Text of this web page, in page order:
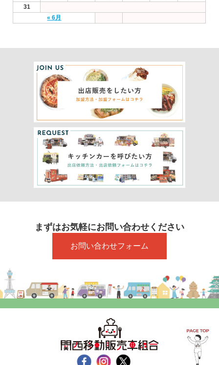
« 6月
31
まずはお気軽にお問い合わせください
お問い合わせフォーム